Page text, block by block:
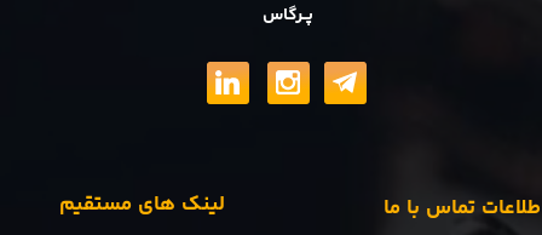
پــرگاس
لینک های مستقیم تماس با ما